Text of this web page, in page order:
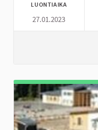
LUONTIAIKA
27.01.2023